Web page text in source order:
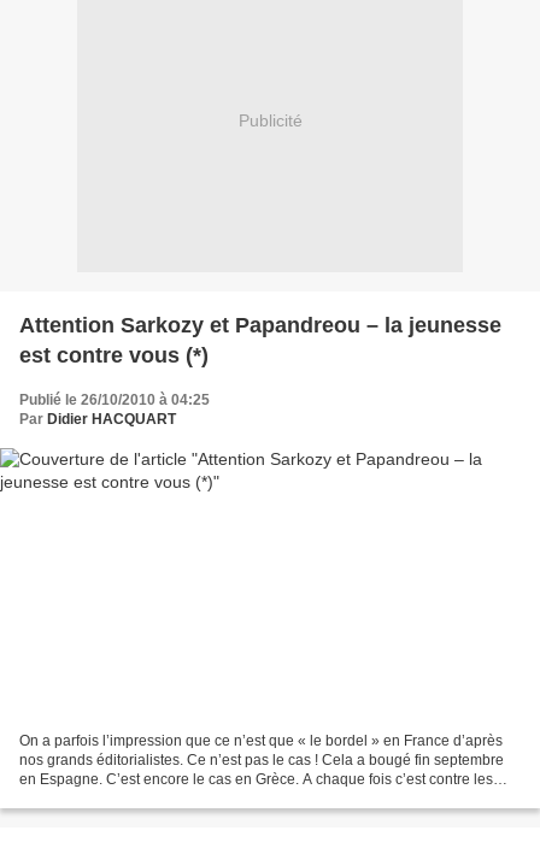
Publicité
Attention Sarkozy et Papandreou – la jeunesse
est contre vous (*)
Publié le 26/10/2010 à 04:25
Par Didier HACQUART
On a parfois l’impression que ce n’est que « le bordel » en France d’après
nos grands éditorialistes. Ce n’est pas le cas ! Cela a bougé fin septembre
en Espagne. C’est encore le cas en Grèce. A chaque fois c’est contre les